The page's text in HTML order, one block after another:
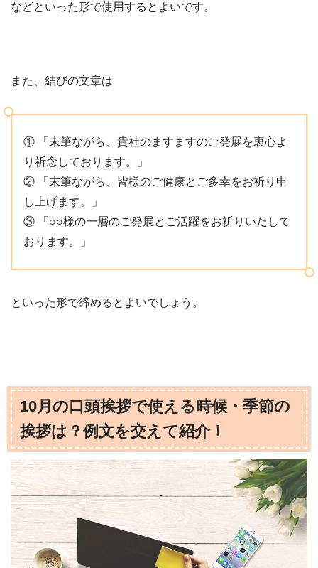
などといった形で使用するとよいです。
また、結びの文章は
① 「末筆ながら、貴社のますますのご発展を衷心よ
り祈念しております。」
② 「末筆ながら、皆様のご健康とご多幸をお祈り申
し上げます。」
③ 「○○様の一層のご発展とご活躍をお祈りいたして
おります。」
といった形で締めるとよいでしょう。
10月の口頭挨拶で使える時候・季節の
挨拶は？例文を交えて紹介！